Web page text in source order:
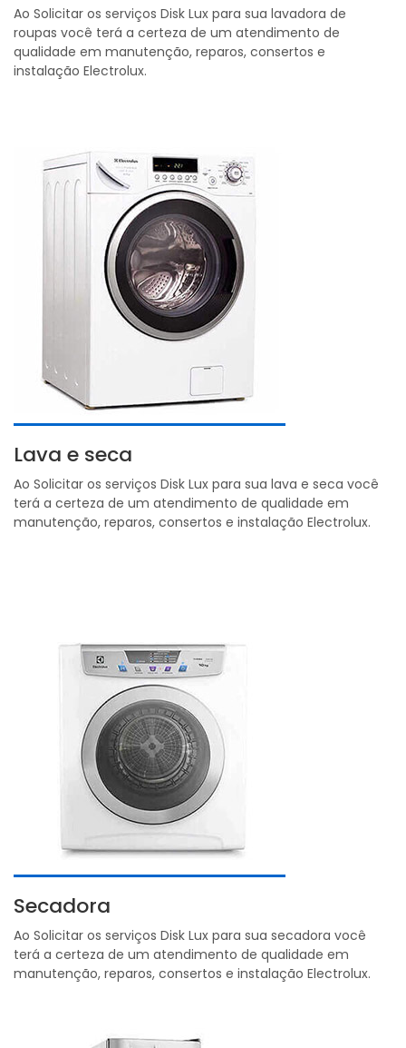
Ao Solicitar os serviços Disk Lux para sua lavadora de
roupas você terá a certeza de um atendimento de
qualidade em manutenção, reparos, consertos e
instalação Electrolux.
Lava e seca
Ao Solicitar os serviços Disk Lux para sua lava e seca você
terá a certeza de um atendimento de qualidade em
manutenção, reparos, consertos e instalação Electrolux.
Secadora
Ao Solicitar os serviços Disk Lux para sua secadora você
terá a certeza de um atendimento de qualidade em
manutenção, reparos, consertos e instalação Electrolux.